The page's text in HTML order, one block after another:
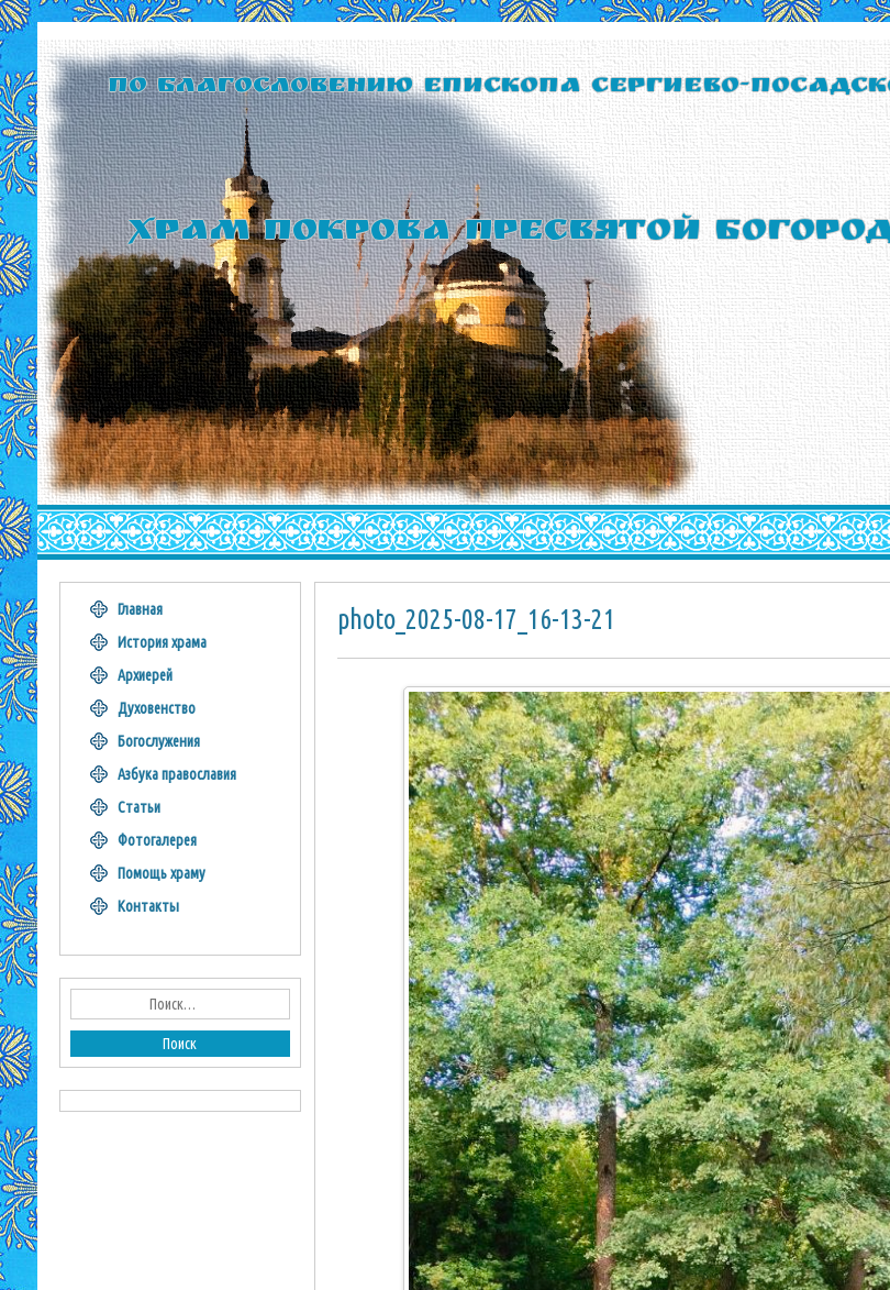
По благословению Епископа Сергиево-
Храм Покрова Пресвятой
photo_2025-08-17_16-13-21
Главная
История храма
Архиерей
Духовенство
Богослужения
Азбука православия
Статьи
Фотогалерея
Помощь храму
Контакты